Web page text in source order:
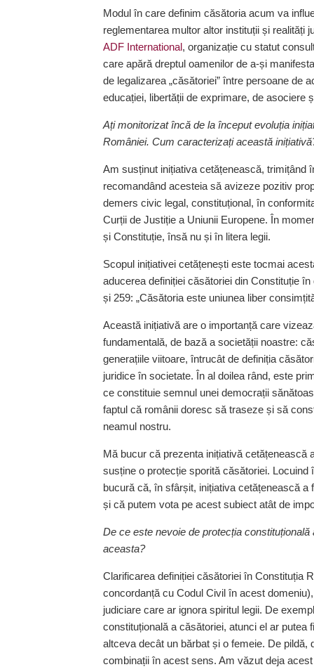
Modul în care definim căsătoria acum va
reglementarea multor altor instituții și realități
ADF International, organizație cu statut
care apără dreptul oamenilor de a-și
de legalizarea „căsătoriei” între persoane de
educației, libertății de exprimare, de asociere
Ați monitorizat încă de la început evoluția
României. Cum caracterizați această
Am susținut inițiativa cetățe­nească, trimițând
recomandând acesteia să avizeze pozitiv
demers civic legal, consti­tuțional, în
Curții de Justiție a Uniunii Europene. În
și Constituție, însă nu și în litera legii.
Scopul inițiativei cetățenești este tocmai
aducerea definiției căsătoriei din Consti­tuție
și 259: „Căsătoria este uniunea liber
Această inițiativă are o importanță care
fundamentală, de bază a societății noastre:
generațiile viitoare, întrucât de definiția
juridice în societate. În al doilea rând, este
ce constituie semnul unei democrații
faptul că românii doresc să traseze și să
neamul nostru.
Mă bucur că prezenta ini­țiativă cetățenească
susține o protecție sporită căsătoriei.
bucură că, în sfârșit, inițiativa cetățenească
și că putem vota pe acest subiect atât de
De ce este nevoie de pro­tecția
aceasta?
Clarificarea definiției căsătoriei în Constituția
con­cordanță cu Codul Civil în acest
judiciare care ar ignora spiritul legii. De
constituțională a căsătoriei, atunci el ar putea
altceva decât un bărbat și o femeie. De
combinații în acest sens. Am văzut deja